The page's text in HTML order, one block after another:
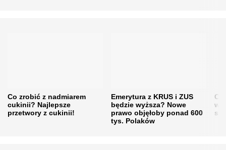
Co zrobić z nadmiarem
cukinii? Najlepsze
przetwory z cukinii!
Emerytura z KRUS i ZUS
będzie wyższa? Nowe
prawo objęłoby ponad 600
tys. Polaków
w